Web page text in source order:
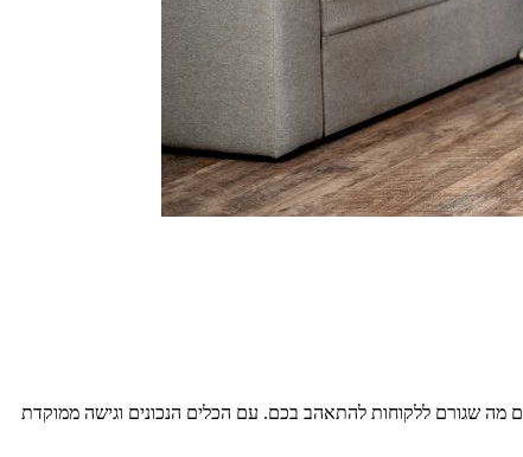
מה שגורם ללקוחות להתאהב בכם. עם הכלים הנכונים וגישה ממוקדת